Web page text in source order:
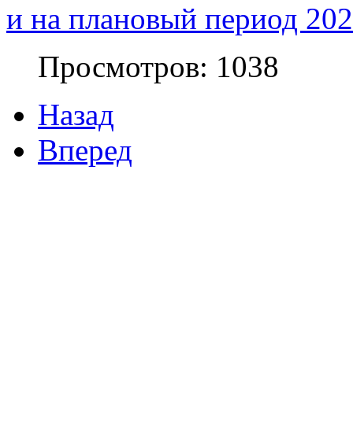
и на плановый период
Просмотров: 1038
Назад
Вперед